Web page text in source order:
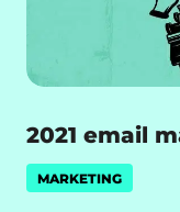
2021 email
MARKETING